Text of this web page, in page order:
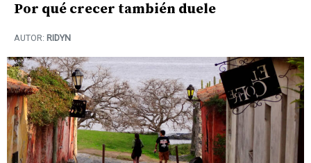
Por qué crecer también duele
AUTOR: RIDYN